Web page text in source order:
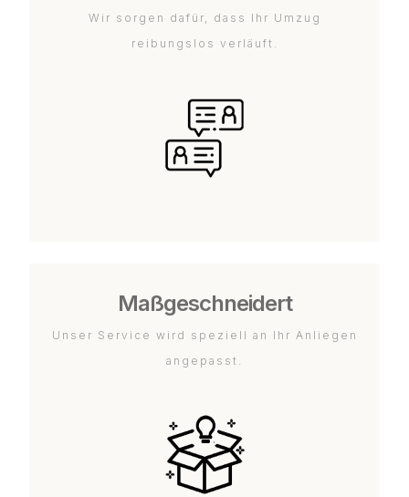
Wir sorgen dafür, dass Ihr Umzug
reibungslos verläuft.
Maßgeschneidert
Unser Service wird speziell an Ihr Anliegen
angepasst.